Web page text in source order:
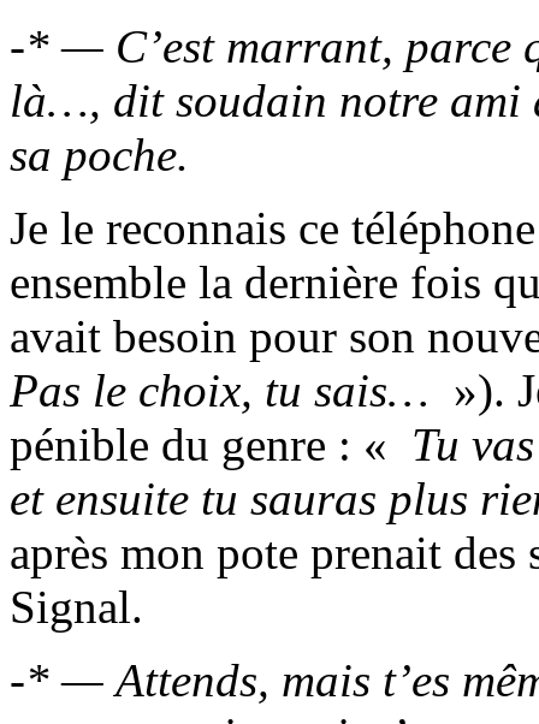
-* — C’est marrant, parce
là…, dit soudain notre ami
sa poche.
Je le reconnais ce
ensemble la dernière fois
avait besoin pour son
Pas le choix, tu sais… »).
pénible du genre : « Tu
et ensuite tu sauras plus
après mon pote prenait
Signal.
-* — Attends, mais t’es